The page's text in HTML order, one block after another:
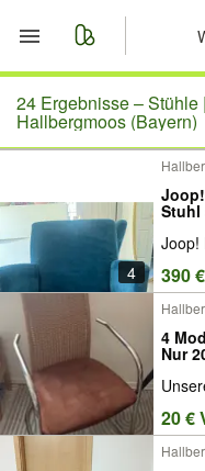
Start
Merkliste
Nachrichten
Anzeige
24 Ergebnisse –Stühle
Hallbergmoos (Bayern)
4
Stuhl
Joop!
390 €
4
Nur
20 €